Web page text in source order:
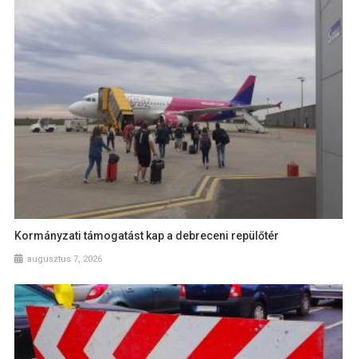
Kormányzati támogatást kap a debreceni repülőtér
augusztus 7, 2026